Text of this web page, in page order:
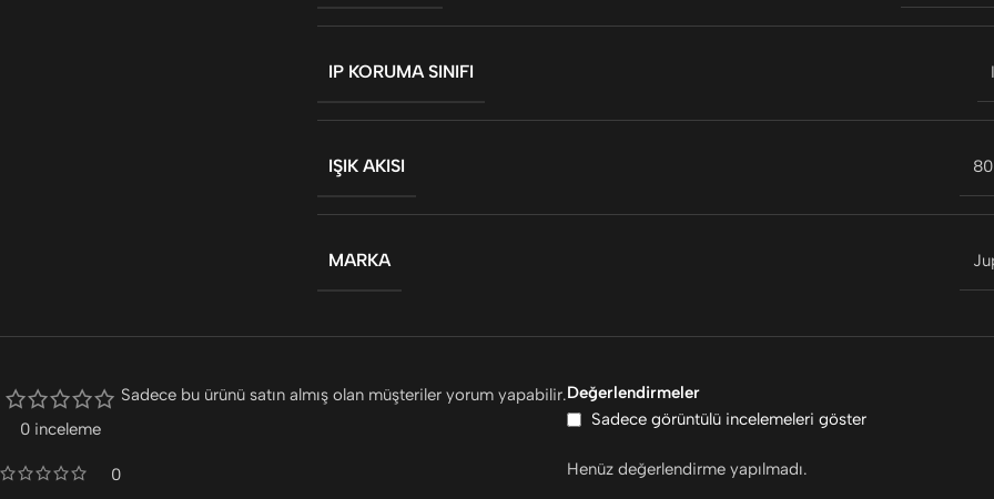
IP KORUMA SINIFI
IŞIK AKISI
MARKA
0 inceleme
0
Değerlendirmeler
Sadece görüntülü incelemeleri göster
Henüz değerlendirme yapılmadı.
Sadece bu ürünü satın almış olan müşteriler yorum yapabilir.